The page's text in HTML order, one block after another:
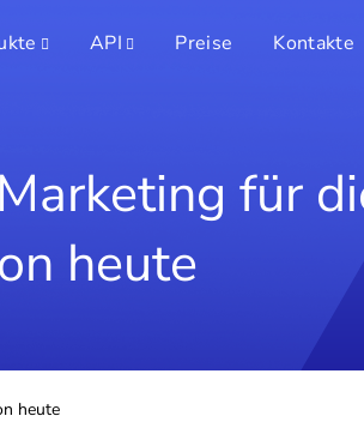
API Preise Kontakte
heute
für
heute